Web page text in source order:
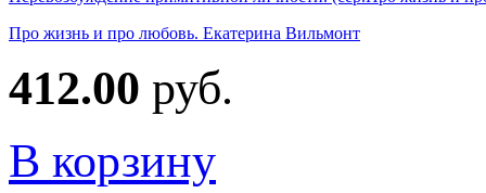
Про жизнь и про любовь. Екатерина Вильмонт
412.00 руб.
В корзину